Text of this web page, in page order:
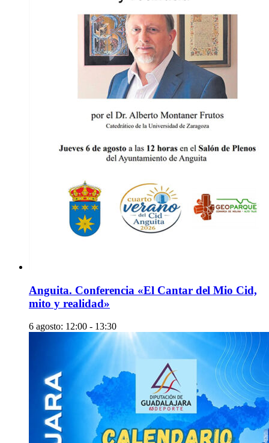
Anguita. Conferencia «El Cantar del Mio Cid,
mito y realidad»
6 agosto: 12:00 - 13:30